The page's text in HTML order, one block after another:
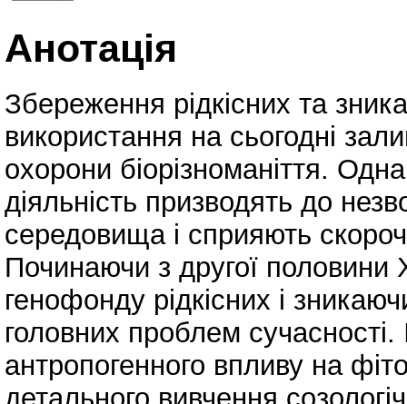
Анотація
Збереження рідкісних та
використання на сьогодні
охорони біорізноманіття.
діяльність призводять до
середовища і сприяють
Починаючи з другої
генофонду рідкісних і
головних проблем сучасності.
антропогенного впливу на